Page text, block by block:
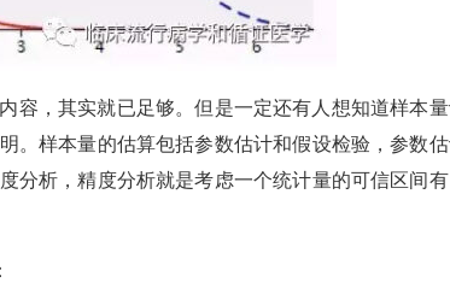
，其实就已足够。但是一定还有人想知道样本
。样本量的估算包括参数估计和假设检验，参数
分析，精度分析就是考虑一个统计量的可信区间